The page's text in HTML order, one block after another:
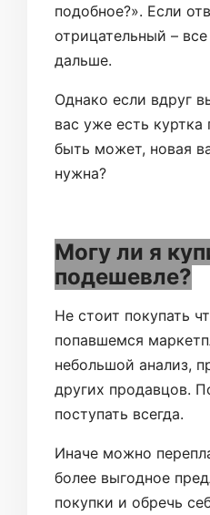
подобное?». Если
отрицательный –
дальше.
Однако если вдруг
вас уже есть куртка
быть может, новая
нужна?
Могу ли я
подешевле?
Не стоит покупать
попавшемся
небольшой анализ,
других продавцов.
поступать всегда.
Иначе можно
более выгодное
покупки и обречь